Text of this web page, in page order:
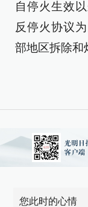
自停火生效
反停火协议
部地区拆除和
您此时的心情